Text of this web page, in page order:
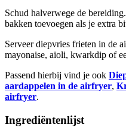
Schud halverwege de
bakken toevoegen als je extra
Serveer diepvries frieten in de
mayonaise, aioli, kwarkdip of
Passend hierbij vind je ook
aardappelen in de airfryer,
airfryer.
Ingrediëntenlijst